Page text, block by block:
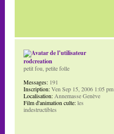
rodcreation
petit fou, petite folle
Messages: 191
Inscription:Ven Sep 15, 2006 1:05 pm
Localisation: Annemasse Genève
Film d'animation culte:les
indestructibles